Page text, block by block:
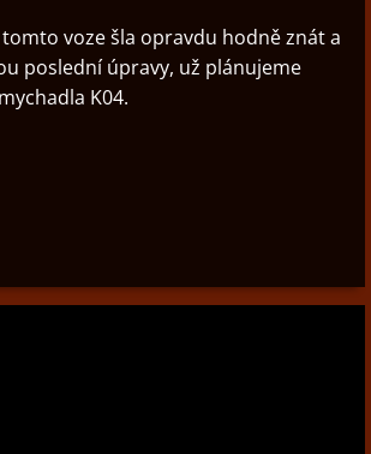
voze šla opravdu hodně znát a
poslední úpravy, už plánujeme
K04.